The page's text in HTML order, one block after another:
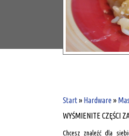
Start» Hardware»
WYŚMIENITE CZĘŚCI
Chcesz znaleźć dla